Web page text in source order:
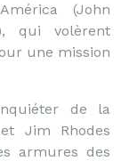
(John
qui volèrent
une mission
de la
Jim Rhodes
armures des